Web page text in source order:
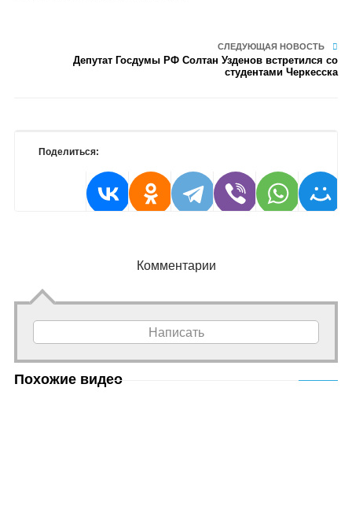
СЛЕДУЮЩАЯ НОВОСТЬ
Депутат Госдумы РФ Солтан Узденов встретился со
студентами Черкесска
Поделиться:
Комментарии
Написать
Похожие видео